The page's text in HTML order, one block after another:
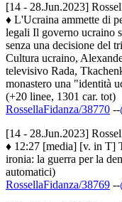
[14 - 28.Jun.2023]
♦ L'Ucraina ammette di
legali Il governo ucraino
senza una decisione del
Cultura ucraino,
televisivo Rada,
monastero una "identità
(+20 linee, 1301 car. tot)
RossellaFidanza/38770 --
[14 - 28.Jun.2023]
♦ 12:27 [media] [v. in T]
ironia: la guerra per la
automatici)
RossellaFidanza/38769 --